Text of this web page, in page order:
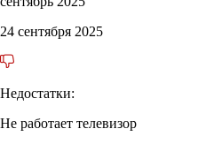
24 сентября 2025
Недостатки:
Не работает телевизор